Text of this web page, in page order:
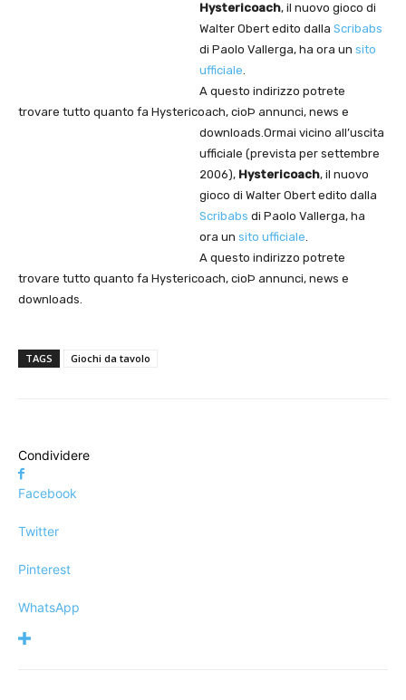
Hystericoach, il nuovo gioco di
Walter Obert edito dalla Scribabs
di Paolo Vallerga, ha ora un sito
ufficiale.
A questo indirizzo potrete
trovare tutto quanto fa Hystericoach, cioÞ annunci, news e
downloads.Ormai vicino all’uscita
ufficiale (prevista per settembre
2006), Hystericoach, il nuovo
gioco di Walter Obert edito dalla
Scribabs di Paolo Vallerga, ha
ora un sito ufficiale.
A questo indirizzo potrete
trovare tutto quanto fa Hystericoach, cioÞ annunci, news e
downloads.
TAGS Giochi da tavolo
Condividere
Facebook
Twitter
Pinterest
WhatsApp